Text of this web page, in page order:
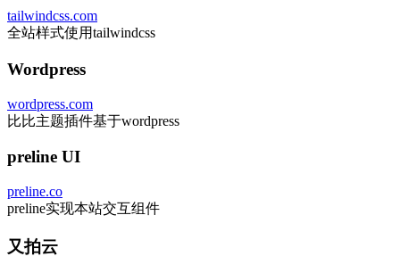
tailwindcss.com
全站样式使用tailwindcss
Wordpress
wordpress.com
比比主题插件基于wordpress
preline UI
preline.co
preline实现本站交互组件
又拍云